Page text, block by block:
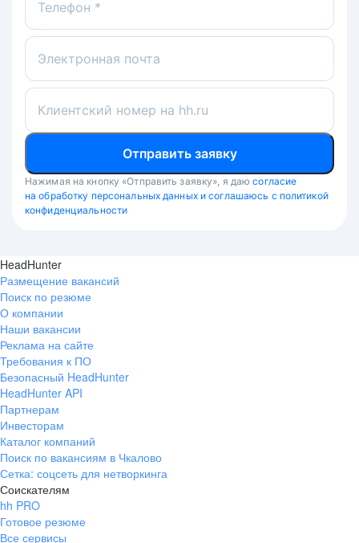
Телефон *
Электронная почта
Клиентский номер на hh.ru
Отправить заявку
Нажимая на кнопку «Отправить заявку», я даю согласие
на обработку персональных данных и соглашаюсь с политикой
конфиденциальности
HeadHunter
Размещение вакансий
Поиск по резюме
О компании
Наши вакансии
Реклама на сайте
Требования к ПО
Безопасный HeadHunter
HeadHunter API
Партнерам
Инвесторам
Каталог компаний
Поиск по вакансиям в Чкалово
Сетка: соцсеть для нетворкинга
Соискателям
hh PRO
Готовое резюме
Все сервисы